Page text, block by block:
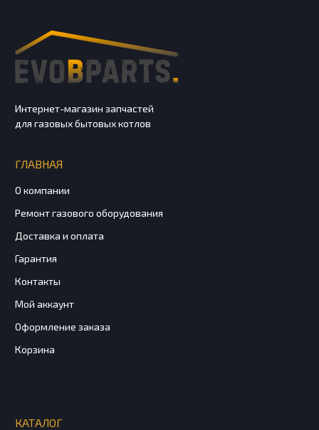
Интернет-магазин запчастей
для газовых бытовых котлов
ГЛАВНАЯ
О компании
Ремонт газового оборудования
Доставка и оплата
Гарантия
Контакты
Мой аккаунт
Оформление заказа
Корзина
КАТАЛОГ